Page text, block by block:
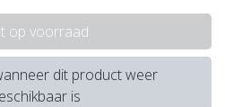
op voorraad
dit product weer
is